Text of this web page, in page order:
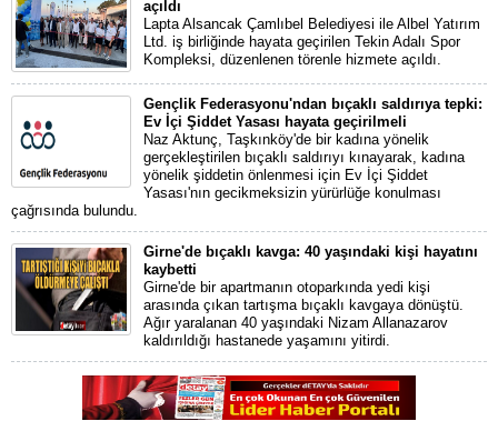
açıldı
Lapta Alsancak Çamlıbel Belediyesi ile Albel Yatırım
Ltd. iş birliğinde hayata geçirilen Tekin Adalı Spor
Kompleksi, düzenlenen törenle hizmete açıldı.
Gençlik Federasyonu'ndan bıçaklı saldırıya tepki:
Ev İçi Şiddet Yasası hayata geçirilmeli
Naz Aktunç, Taşkınköy'de bir kadına yönelik
gerçekleştirilen bıçaklı saldırıyı kınayarak, kadına
yönelik şiddetin önlenmesi için Ev İçi Şiddet
Yasası'nın gecikmeksizin yürürlüğe konulması
çağrısında bulundu.
Girne'de bıçaklı kavga: 40 yaşındaki kişi hayatını
kaybetti
Girne'de bir apartmanın otoparkında yedi kişi
arasında çıkan tartışma bıçaklı kavgaya dönüştü.
Ağır yaralanan 40 yaşındaki Nizam Allanazarov
kaldırıldığı hastanede yaşamını yitirdi.